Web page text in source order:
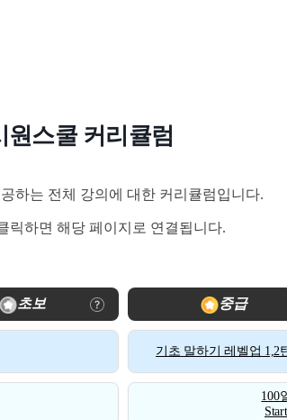
원스쿨 커리큘럼
하는 전체 강의에 대한 커리큘럼입니다.
릭하면 해당 페이지로 연결됩니다.
초보 중급
기초 말하기 레벨업 1,2
100